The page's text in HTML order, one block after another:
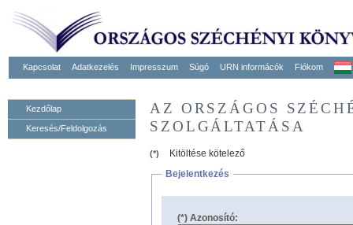
Kapcsolat Adatkezelés Impresszum Súgó URN informácók Fiókom
Kezdőlap
Keresés/Feldolgozás
AZ ORSZÁGOS
SZOLGÁLTATÁSA
(*)
Kitöltése kötelező
Bejelentkezés
(*) Azonosító: